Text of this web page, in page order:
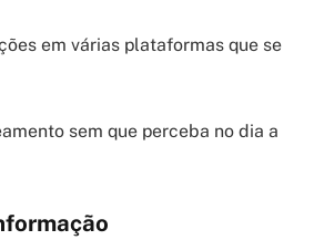
em várias plataformas que se
sem que perceba no dia a